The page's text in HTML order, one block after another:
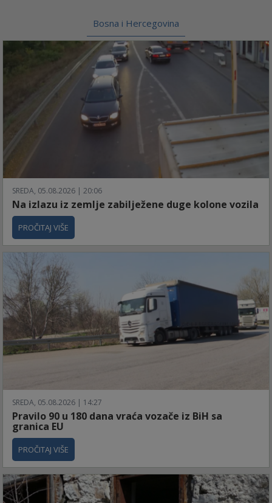
Bosna i Hercegovina
SREDA, 05.08.2026 | 20:06
Na izlazu iz zemlje zabilježene duge kolone vozila
PROČITAJ VIŠE
SREDA, 05.08.2026 | 14:27
Pravilo 90 u 180 dana vraća vozače iz BiH sa
granica EU
PROČITAJ VIŠE